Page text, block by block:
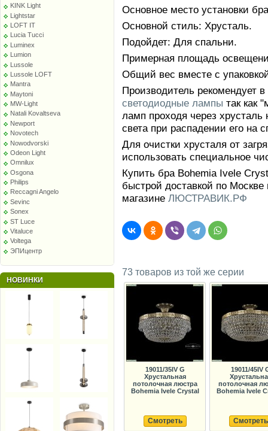
KINK Light
Lightstar
LOFT IT
Lucia Tucci
Luminex
Lumion
Lussole
Lussole LOFT
Mantra
Maytoni
MW-Light
Natali Kovaltseva
Newport
Novotech
Nowodvorski
Odeon Light
Omnilux
Osgona
Philips
Reccagni Angelo
Sevinc
Sonex
ST Luce
Vitaluce
Voltega
ЭПИцентр
НОВИНКИ
Основное место установки
Основной стиль: Хрусталь.
Подойдет: Для спальни.
Примерная площадь
Общий вес вместе с
Производитель рекомендует
светодиодные лампы так как
ламп проходя через хрусталь
света при распадении его на
Для очистки хрусталя от
использовать специальное
Купить бра Bohemia Ivele
быстрой доставкой по
магазине ЛЮСТРАВИК.РФ
73 товаров из той же серии
19011/35IV G
Хрустальная
потолочная люстра
Bohemia Ivele Crystal
Смотреть
19011/45IV
потолочная
Bohemia Ivele
Смотреть